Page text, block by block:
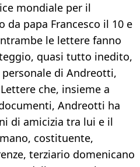
mondiale per il
da papa Francesco il 10 e
le lettere fanno
quasi tutto inedito,
personale di Andreotti,
che, insieme a
Andreotti ha
di amicizia tra lui e il
costituente,
terziario domenicano